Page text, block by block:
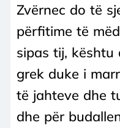
Zvërnec do të
përfitime të
sipas tij, kështu
grek duke i
të jahteve dhe
dhe për